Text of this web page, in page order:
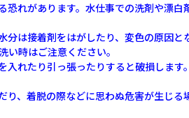
恐れがあります。水仕事での洗剤や漂
分は接着剤をはがしたり、変色の原因
時はご注意ください。
入れたり引っ張ったりすると破損します
り、着脱の際などに思わぬ危害が生じる